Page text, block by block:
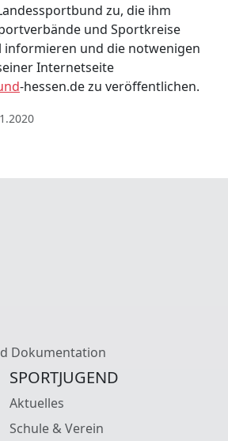
zu, die ihm
und Sportkreise
und die notwenigen
Internetseite
-hessen.de zu veröffentlichen.
Dokumentation
SPORTJUGEND
Aktuelles
Schule & Verein